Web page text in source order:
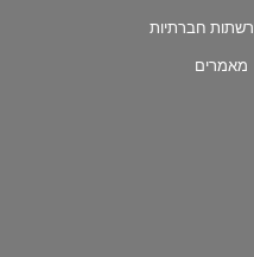
רשתות חברתיות
מאמרים